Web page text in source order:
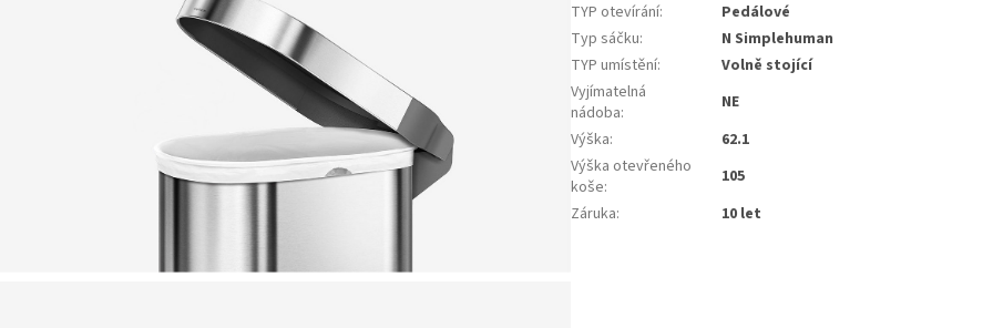
TYP otevírání:
Pedálové
Typ sáčku:
N Simplehuman
TYP umístění:
Volně stojící
Vyjímatelná
nádoba:
NE
Výška:
62.1
Výška otevřeného
koše:
105
Záruka: 10 let